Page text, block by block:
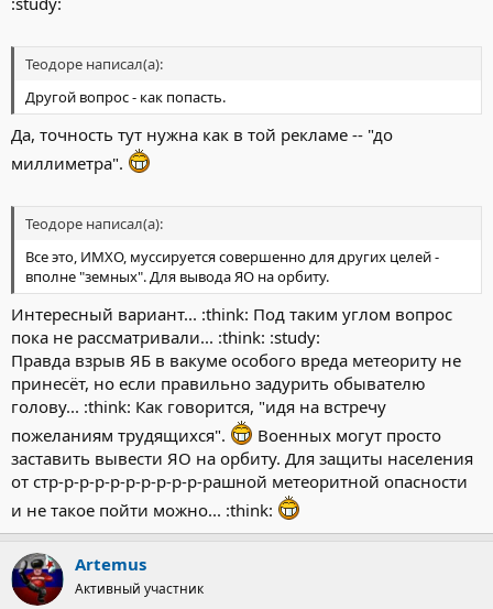
Теодоре написал(а):
Другой вопрос - как попасть.
Да, точность тут нужна как в той рекламе -- "до
миллиметра".
Теодоре написал(а):
Все это, ИМХО, муссируется совершенно для других целей -
вполне "земных". Для вывода ЯО на орбиту.
Интересный вариант... :think: Под таким углом вопрос
пока не рассматривали... :think: :study:
Правда взрыв ЯБ в вакуме особого вреда метеориту не
принесёт, но если правильно задурить обывателю
голову... :think: Как говорится, "идя на встречу
пожеланиям трудящихся".
Военных могут просто
заставить вывести ЯО на орбиту. Для защиты населения
от стр-р-р-р-р-р-р-р-р-р-рашной метеоритной опасности
и не такое пойти можно... :think:
Artemus
Активный участник